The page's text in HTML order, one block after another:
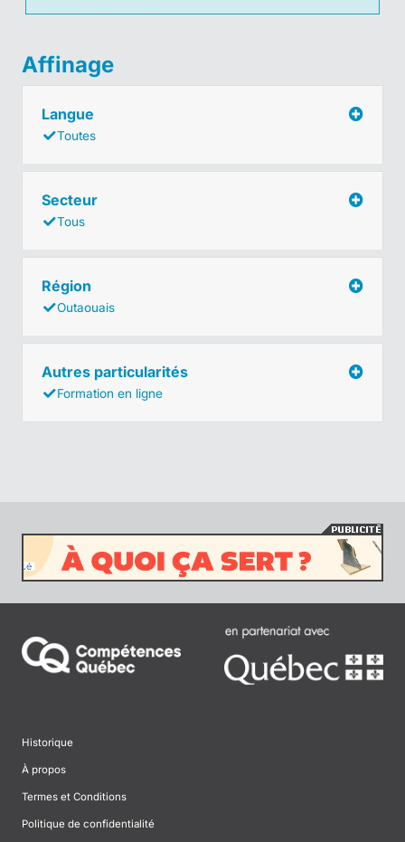
Affinage
Langue
Toutes
Secteur
Tous
Région
Outaouais
Autres particularités
Formation en ligne
Historique
À propos
Termes et Conditions
Politique de confidentialité